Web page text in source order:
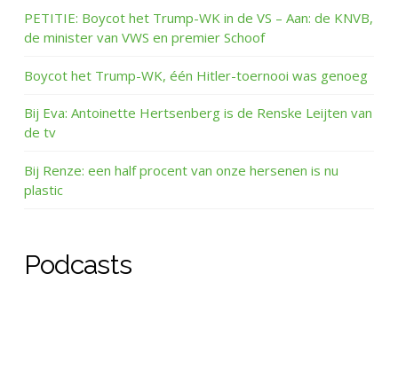
PETITIE: Boycot het Trump-WK in de VS – Aan: de KNVB,
de minister van VWS en premier Schoof
Boycot het Trump-WK, één Hitler-toernooi was genoeg
Bij Eva: Antoinette Hertsenberg is de Renske Leijten van
de tv
Bij Renze: een half procent van onze hersenen is nu
plastic
Podcasts